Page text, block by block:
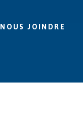
NOUS JOINDRE